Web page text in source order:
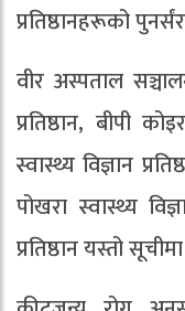
प्रतिष्ठानहरूको
वीर अस्पताल
प्रतिष्ठान, बीपी
स्वास्थ्य विज्ञान
पोखरा स्वास्थ्य
प्रतिष्ठान यस्तो